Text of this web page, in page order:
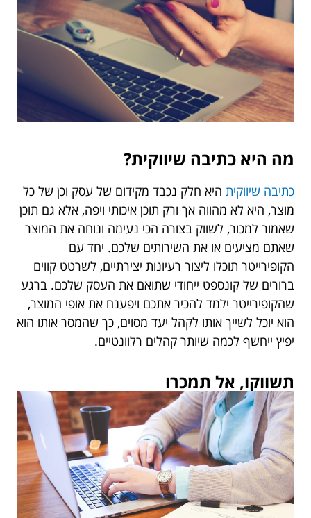
מה היא כתיבה שיווקית?
כתיבה שיווקית היא חלק נכבד מקידום של עסק וכן של כל
מוצר, היא לא מהווה אך ורק תוכן איכותי ויפה, אלא גם תוכן
שאמור למכור, לשווק בצורה הכי נעימה ונוחה את המוצר
שאתם מציעים או את השירותים שלכם. יחד עם
הקופירייטר תוכלו ליצור רעיונות יצירתיים, לשרטט קווים
ברורים של קונספט ייחודי שתואם את העסק שלכם. ברגע
שהקופירייטר ילמד להכיר אתכם ויפענח את אופי המוצר,
הוא יוכל לשייך אותו לקהל יעד מסוים, כך שהמסר אותו הוא
יפיץ ייחשף לכמה שיותר קהלים רלוונטיים.
תשווקו, אל תמכרו